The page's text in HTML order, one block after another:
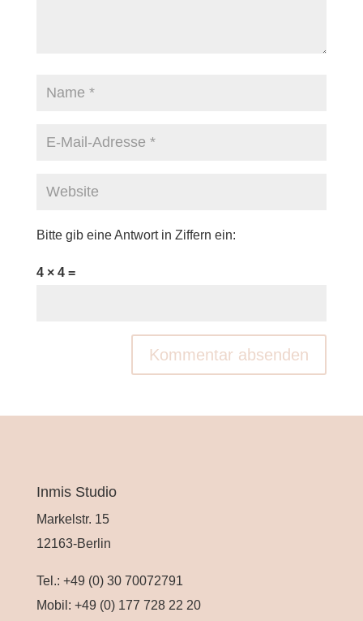
Bitte gib eine Antwort in Ziffern ein:
4 × 4 =
r
i
v
Inmis Studio
Markelstr. 15
12163-Berlin
Tel.: +49 (0) 30 70072791
Mobil: +49 (0) 177 728 22 20